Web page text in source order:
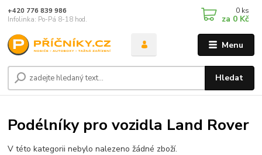
Menu
Hledat
+420 776 839 986
Infolinka: Po-Pá 8-18 hod.
0 ks
za 0 Kč
Podélníky pro vozidla Land Rover
V této kategorii nebylo nalezeno žádné zboží.